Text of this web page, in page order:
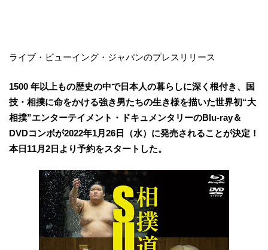
ライブ・ビューイング・ジャパンのプレスリリース
1500 年以上もの歴史の中で日本人の暮らしに深く根付き、国
技・相撲に命をかける強き男たちの生き様を描いた世界初“大
相撲”エンターテイメント・ドキュメンタリーのBlu-ray＆
DVDコンボが2022年1月26日（水）に発売されることが決定！
本日11月2日より予約をスタートした。